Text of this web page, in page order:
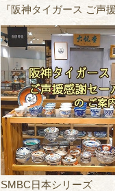
『阪神タイガース ご声
SMBC日本シリーズ